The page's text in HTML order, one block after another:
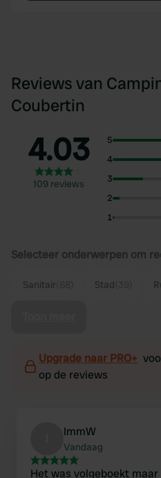
Reviews van
Coubertin
4.03
109 reviews
5
4
3
2
1
Selecteer onderwerpen om
Sanitair Stad
Upgrade naar PRO+
op de reviews
ImmW
Vandaag
Het was volgeboekt maar